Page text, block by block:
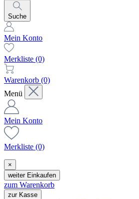
Suche
Mein Konto
Merkliste (0)
Warenkorb (0)
Menü
Mein Konto
Merkliste (0)
×
weiter Einkaufen
zum Warenkorb
zur Kasse